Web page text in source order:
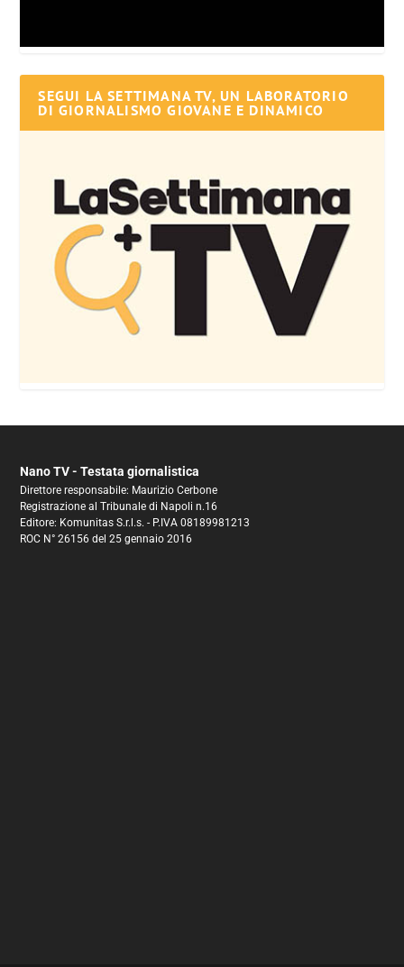
SEGUI LA SETTIMANA TV, UN LABORATORIO
DI GIORNALISMO GIOVANE E DINAMICO
Nano TV - Testata giornalistica
Direttore responsabile: Maurizio Cerbone
Registrazione al Tribunale di Napoli n.16
Editore: Komunitas S.r.l.s. - P.IVA 08189981213
ROC N° 26156 del 25 gennaio 2016